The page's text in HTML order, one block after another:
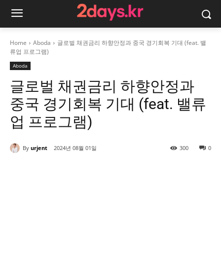
Home Aboda
글로벌 채권금리 하향안정과 중국 경기회복 기대 (feat. 밸
류업 프로그램)
Aboda
글로벌 채권금리 하향안정과
중국 경기회복 기대 (feat. 밸류
업 프로그램)
By urjent 2024년 08월 01일 0
300